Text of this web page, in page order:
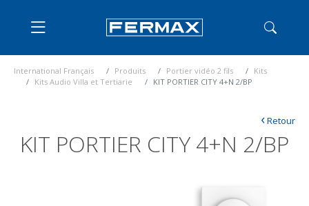
International Français Produits Portier vidéo 2 fils
Kits
Kits Audio Villa et Tertiarie
KIT PORTIER CITY 4+N 2/BP
KIT PORTIER CITY 4+N 2/BP
‹Retour